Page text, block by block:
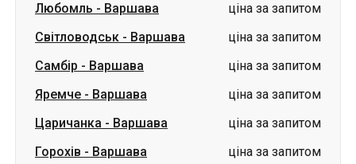
Любомль - Варшава
ціна за запитом
Світловодськ - Варшава
ціна за запитом
Самбір - Варшава
ціна за запитом
Яремче - Варшава
ціна за запитом
Царичанка - Варшава
ціна за запитом
Горохів - Варшава ціна за запитом